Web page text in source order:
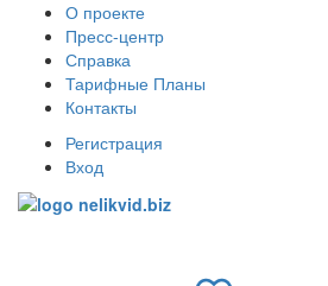
О проекте
Пресс-центр
Справка
Тарифные Планы
Контакты
Регистрация
Вход